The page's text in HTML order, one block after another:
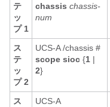
テ
ッ
プ 1
chassis chassis-
num
ス
テ
ッ
プ 2
UCS-A /chassis #
scope sioc {1 |
2}
ス
UCS-A